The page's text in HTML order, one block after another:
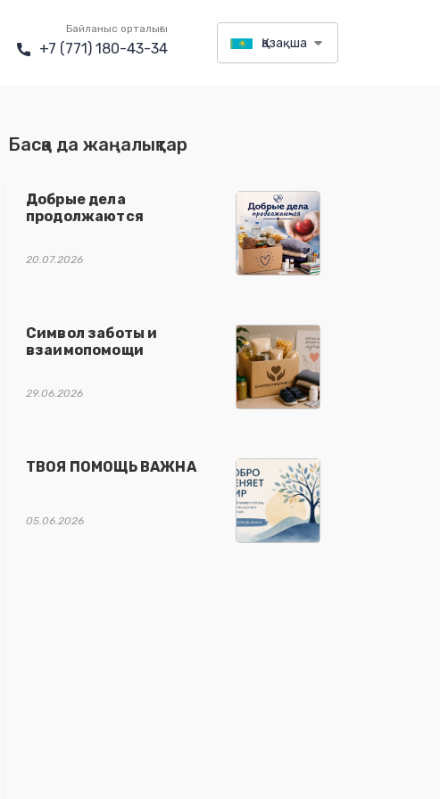
Байланыс орталығы
+7 (771) 180-43-34 Қазақша
Басқа да жаңалықтар
Добрые дела
продолжаются
20.07.2026
Символ заботы и
взаимопомощи
29.06.2026
ТВОЯ ПОМОЩЬ ВАЖНА
05.06.2026